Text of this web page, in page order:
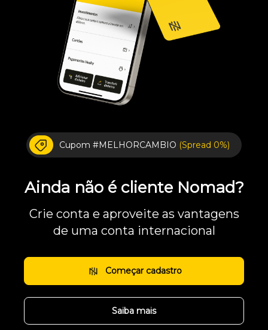
Cupom #MELHORCAMBIO (Spread 0%)
Ainda não é cliente Nomad?
Crie conta e aproveite as vantagens
de uma conta internacional
Começar cadastro
Saiba mais